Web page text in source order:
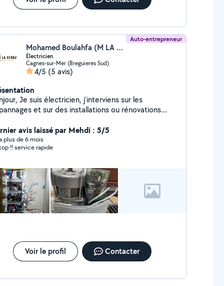
Auto-entrepreneur
Mohamed Boulahfa (M LA RENOV)
Électricien
Cagnes-sur-Mer (Breguieres Sud)
4/5 (5 avis)
j'interviens sur les
et sur des installations ou rénovations
de polyvalent et je peux réaliser tous types
comme, Rénover votre installation
votre réseau électrique Dépanner
ou une lumière Monter vos meubles,
votre cuisine Créer votre dressing sur-mesure
votre parquet flottant Sécuriser vos biens avec
Et j'en passe sûrement. J'aime participer a
projets, vous conseiller sur ce qui est faisable ou
chers voisins,
avis laissé par Mehdi : 5/5
plus de 6 mois
!! service rapide
Voir le profil Contacter